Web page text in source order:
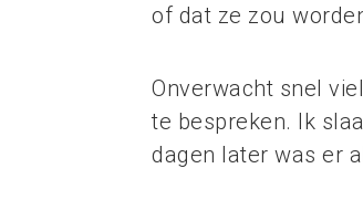
of dat ze zou
Onverwacht snel
te bespreken. Ik
dagen later was er